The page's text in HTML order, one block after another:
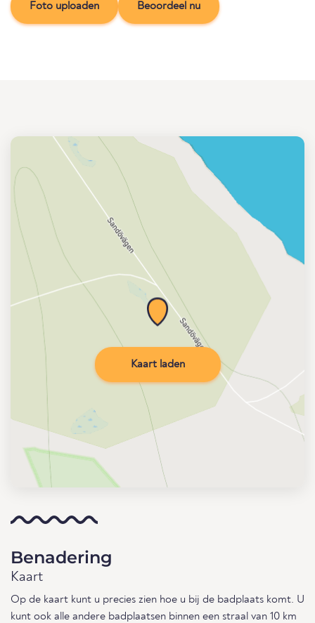
Foto uploaden Beoordeel nu
Kaart laden
Benadering
Kaart
Op de kaart kunt u precies zien hoe u bij de badplaats komt. U
kunt ook alle andere badplaatsen binnen een straal van 10 km